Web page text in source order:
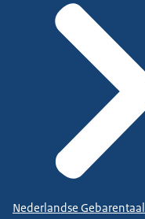
Nederlandse Gebarentaal